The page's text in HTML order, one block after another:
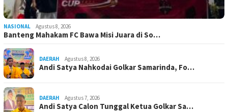
NASIONAL Agustus 8, 2026
Banteng Mahakam FC Bawa Misi Juara di So…
DAERAH Agustus 8, 2026
Andi Satya Nahkodai Golkar Samarinda, Fo…
DAERAH Agustus 7, 2026
Andi Satya Calon Tunggal Ketua Golkar Sa…